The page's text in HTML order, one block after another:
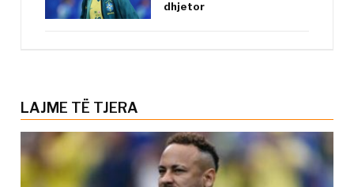
dhjetor
LAJME TË TJERA